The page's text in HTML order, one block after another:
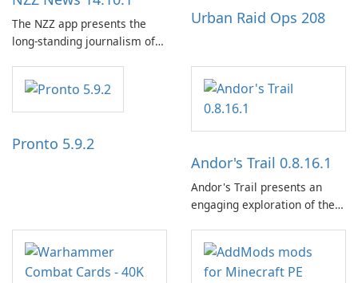
The NZZ app presents the
long-standing journalism of
and a liberal outlook that
embraces diverse opinion.
Urban Raid Ops 208
Pronto 5.9.2
Andor's Trail 0.8.16.1
Andor's Trail presents an
engaging exploration of the
centered around the pursuit
of your brother, Andor,
through a quest-driven